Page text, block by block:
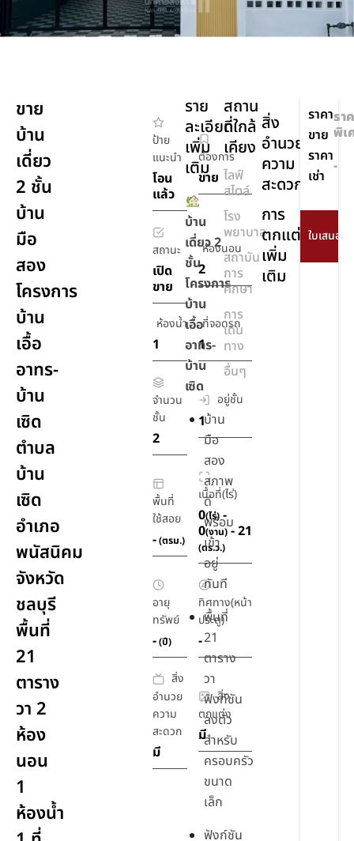
ขาย
บ้าน
เดี่ยว
2 ชั้น
บ้าน
มือ
สอง
โครงการ
บ้าน
เอื้อ
อาทร-
บ้าน
เซิด
ตำบล
บ้าน
เซิด
อำเภอ
พนัสนิคม
จังหวัด
ชลบุรี
พื้นที่
21
ตาราง
วา 2
ห้อง
นอน
1
ห้องน้ำ
ป้าย
แนะนำ
โอน
แล้ว
ต้องการ
ขาย
สถานะ
เปิด
ขาย
ห้องนอน
2
ห้องน้ำ
1
ที่จอดรถ
1
จำนวน
ชั้น
2
อยู่ชั้น
1
พื้นที่
ใช้สอย
-(ตรม.)
เนื้อที่(ไร่)
0(ไร่)-
0(งาน)- 21
(ตร.ว.)
อายุ
ทรัพย์
-(ปี)
ทิศทาง(หน้า
ประตู)
-
สิ่ง
อำนวย
ความ
สะดวก
มี
สิ่ง
ตกแต่ง
มี
ราย
ละเอียด
เพิ่ม
เติม
บ้าน
เดี่ยว 2
ชั้น
โครงการ
บ้าน
เอื้อ
อาทร-
บ้าน
เซิด
บ้าน
มือ
สอง
สภาพ
ดี
พร้อม
เข้า
อยู่
ทันที
พื้นที่
21
ตาราง
วา
ฟังก์ชัน
ลงตัว
สำหรับ
ครอบครัว
ขนาด
เล็ก
ฟังก์ชัน
สถาน
ที่ใกล้
เคียง
ไลฟ์
สไตล์
โรง
พยาบาล
สถาบัน
การ
ศึกษา
การ
เดิน
ทาง
อื่นๆ
สิ่ง
อำนวย
ความ
สะดวก
การ
ตกแต่ง
เพิ่ม
เติม
ราคา
ขาย
รา
พิเ
ราคา
เช่า
-